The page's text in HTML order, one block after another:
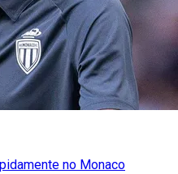
no Monaco